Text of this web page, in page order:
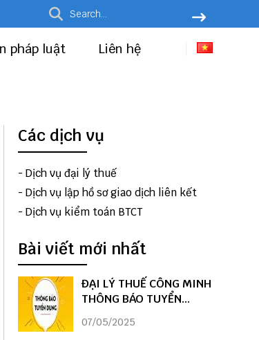
pháp luật Liên hệ
Các dịch vụ
- Dịch vụ đại lý thuế
- Dịch vụ lập hồ sơ giao dịch liên kết
- Dịch vụ kiểm toán BTCT
Bài viết mới nhất
ĐẠI LÝ THUẾ CÔNG MINH
THÔNG BÁO TUYỂN
DỤNG
07/05/2025